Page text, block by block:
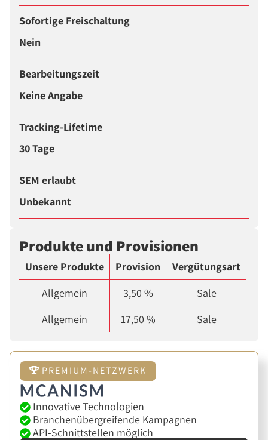
Sofortige Freischaltung
Nein
Bearbeitungszeit
Keine Angabe
Tracking-Lifetime
30 Tage
SEM erlaubt
Unbekannt
Produkte und Provisionen
Unsere Produkte Provision
Vergütungsart
Allgemein
3,50 %
Sale
Allgemein
17,50 % Sale
PREMIUM-NETZWERK
Innovative Technologien
Branchenübergreifende Kampagnen
API-Schnittstellen möglich